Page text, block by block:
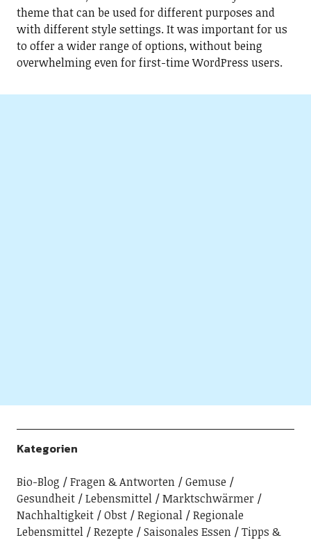
theme that can be used for different purposes and
with different style settings. It was important for us
to offer a wider range of options, without being
overwhelming even for first-time WordPress users.
Kategorien
Bio-Blog Fragen & Antworten
Gemuse
Gesundheit
Lebensmittel
Marktschwärmer
Nachhaltigkeit
Obst Regional
Regionale
Lebensmittel
Rezepte Saisonales Essen
Tipps &